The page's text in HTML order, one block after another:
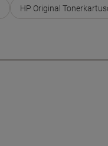
HP Original